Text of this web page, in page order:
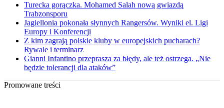
Turecka gorączka. Mohamed Salah nową gwiazdą
Trabzonsporu
Jagiellonia pokonała słynnych Rangersów. Wyniki el. Ligi
Europy i Konferencji
Z kim zagrają polskie kluby w europejskich pucharach?
Rywale i terminarz
Gianni Infantino przeprasza za błędy, ale też ostrzega. „Nie
będzie tolerancji dla ataków”
Promowane treści